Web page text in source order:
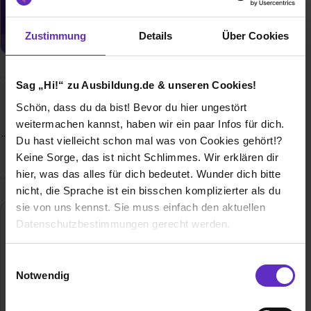
Zustimmung Details Über Cookies
Sag „Hi!“ zu Ausbildung.de & unseren Cookies!
Schön, dass du da bist! Bevor du hier ungestört
weitermachen kannst, haben wir ein paar Infos für dich.
Du hast vielleicht schon mal was von Cookies gehört!?
Keine Sorge, das ist nicht Schlimmes. Wir erklären dir
hier, was das alles für dich bedeutet. Wunder dich bitte
nicht, die Sprache ist ein bisschen komplizierter als du
sie von uns kennst. Sie muss einfach den aktuellen
Datenschutzbestimmungen gerecht werden.
Notwendig
Jetzt aktivieren
Wusstest du schon, dass...
...man in sozialen Berufen mehr Geld verdient als die meisten
annehmen?